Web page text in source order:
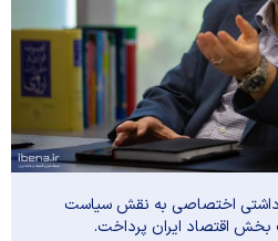
اختصاصی به نقش سیاست
بخش اقتصاد ایران پرداخت.